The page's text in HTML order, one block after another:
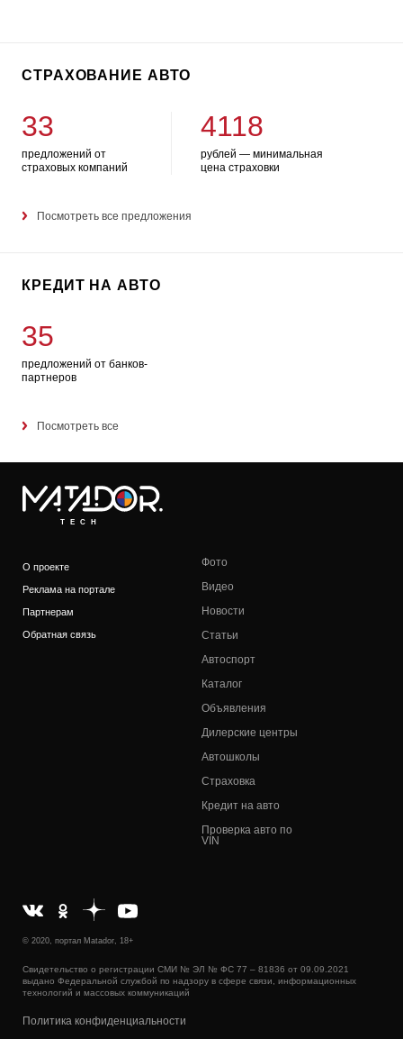
СТРАХОВАНИЕ АВТО
33
предложений от
страховых компаний
4118
рублей — минимальная
цена страховки
Посмотреть все предложения
КРЕДИТ НА АВТО
35
предложений от банков-
партнеров
Посмотреть все
TECH
О проекте
Реклама на портале
Партнерам
Обратная связь
Фото
Видео
Новости
Статьи
Автоспорт
Каталог
Объявления
Дилерские центры
Автошколы
Страховка
Кредит на авто
Проверка авто по
VIN
© 2020, портал Matador, 18+
Свидетельство о регистрации СМИ № ЭЛ № ФС 77 – 81836 от 09.09.2021
выдано Федеральной службой по надзору в сфере связи, информационных
технологий и массовых коммуникаций
Политика конфиденциальности